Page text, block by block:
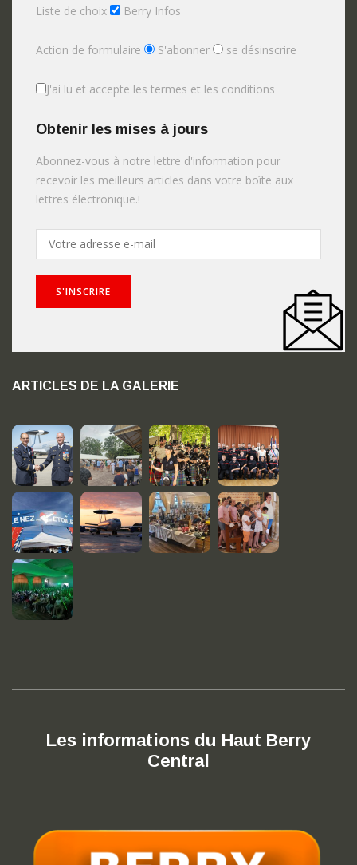
Liste de choix Berry Infos
Action de formulaire S'abonner se désinscrire
J'ai lu et accepte les termes et les conditions
Obtenir les mises à jours
Abonnez-vous à notre lettre d'information pour
recevoir les meilleurs articles dans votre boîte aux
lettres électronique.!
ARTICLES DE LA GALERIE
Les informations du Haut Berry
Central